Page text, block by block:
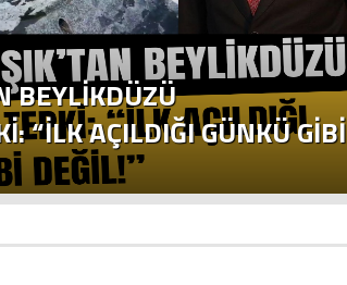
BEYLİKDÜZÜ
“İLK AÇILDIĞI GÜNKÜ GİBİ